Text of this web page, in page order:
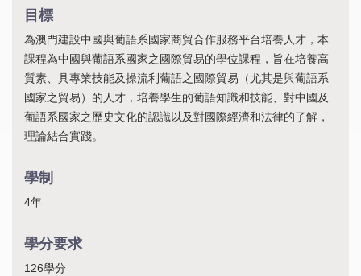
目標
為澳門建設中國與葡語系國家商貿合作服務平台培養人才，本
課程為中國與葡語系國家之國際貿易的學位課程，旨在培養高
質素、具專業技能及操流利葡語之國際貿易（尤其是與葡語系
國家之貿易）的人才，培養學生的葡語知識和技能、對中國及
葡語系國家之歷史文化的認識以及對國際經濟和法律的了解，
理論結合實踐。
學制
4年
學分要求
126學分